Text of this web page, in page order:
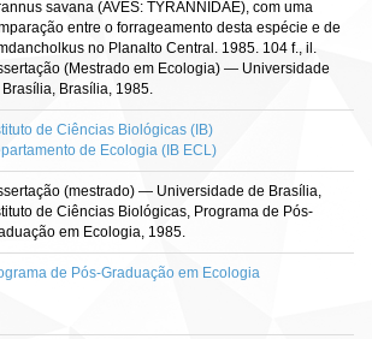
savana (AVES: TYRANNIDAE), com uma
entre o forrageamento desta espécie e de
no Planalto Central. 1985. 104 f., il.
(Mestrado em Ecologia) — Universidade
Brasília, 1985.
de Ciências Biológicas (IB)
de Ecologia (IB ECL)
(mestrado) — Universidade de Brasília,
de Ciências Biológicas, Programa de Pós-
em Ecologia, 1985.
de Pós-Graduação em Ecologia